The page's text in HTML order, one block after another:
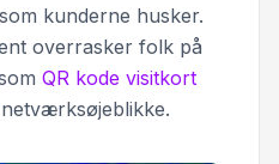
kunderne husker.
overrasker folk på
QR kode visitkort